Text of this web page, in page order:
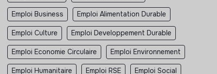
Emploi Business Emploi Alimentation Durable
Emploi Culture Emploi Developpement Durable
Emploi Economie Circulaire Emploi Environnement
Emploi Humanitaire Emploi RSE Emploi Social